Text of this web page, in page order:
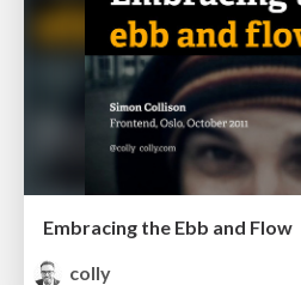
Embracing the Ebb and Flow
colly